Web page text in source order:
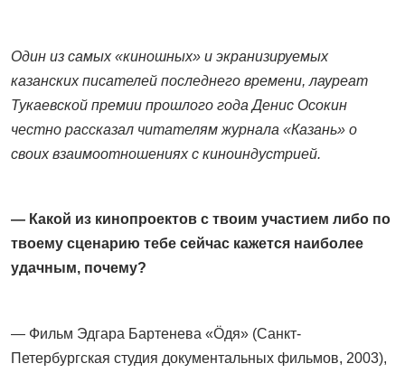
Один из самых «киношных» и экранизируемых
казанских писателей последнего времени, лауреат
Тукаевской премии прошлого года Денис Осокин
честно рассказал читателям журнала «Казань» о
своих взаимоотношениях с киноиндустрией.
— Какой из кинопроектов с твоим участием либо по
твоему сценарию тебе сейчас кажется наиболее
удачным, почему?
— Фильм Эдгара Бартенева «Öдя» (Санкт-
Петербургская студия документальных фильмов, 2003),